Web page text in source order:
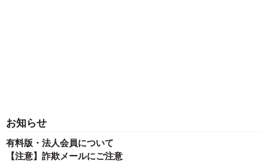
お知らせ
有料版・法人会員について
【注意】詐欺メールにご注意